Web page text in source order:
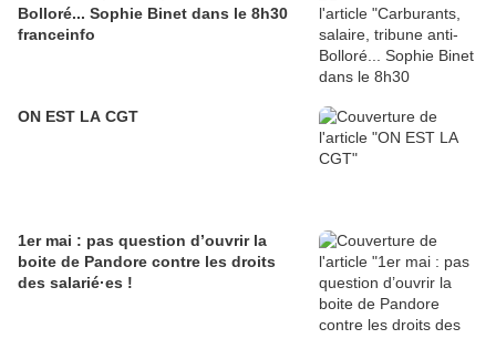
Bolloré... Sophie Binet dans le 8h30
franceinfo
ON EST LA CGT
1er mai : pas question d’ouvrir la
boite de Pandore contre les droits
des salarié·es !